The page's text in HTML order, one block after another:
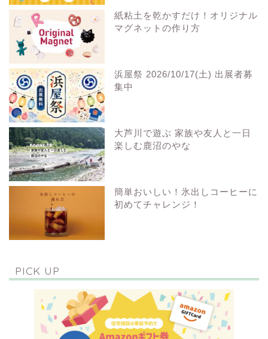
紙粘土を乾かすだけ！オリジナル
マグネットの作り方
浜屋祭 2026/10/17(土) 出展者募
集中
大芦川で遊ぶ 家族や友人と一日
楽しむ鹿沼のやな
簡単おいしい！氷出しコーヒーに
初めてチャレンジ！
PICK UP